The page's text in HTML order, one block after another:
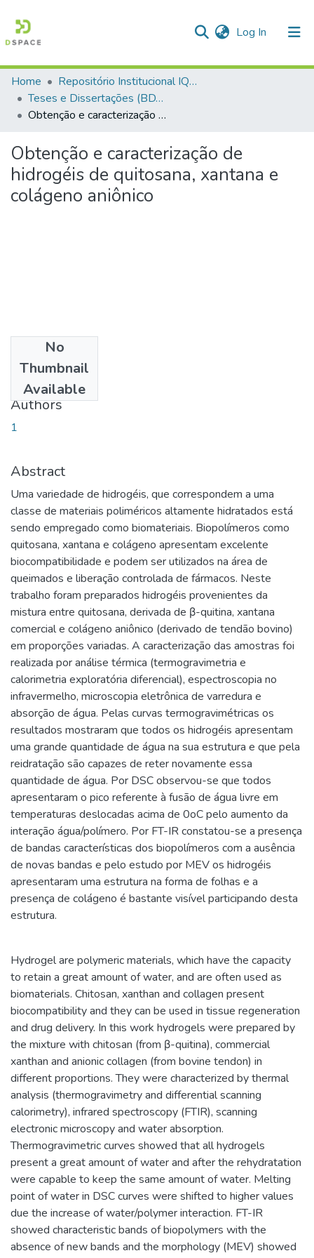
Log In (current)
Communities & Collections
All of DSpace
Statistics
Home
Repositório Institucional IQSC
Teses e Dissertações (BDTD USP)
Obtenção e caracterização de hidrogéis de quitosana, xantana e colágeno aniônico
Obtenção e caracterização de
hidrogéis de quitosana, xantana e
colágeno aniônico
No
Thumbnail
Available
2008-05-21
Authors
1
Abstract
Uma variedade de hidrogéis, que correspondem a uma
classe de materiais poliméricos altamente hidratados está
sendo empregado como biomateriais. Biopolímeros como
quitosana, xantana e colágeno apresentam excelente
biocompatibilidade e podem ser utilizados na área de
queimados e liberação controlada de fármacos. Neste
trabalho foram preparados hidrogéis provenientes da
mistura entre quitosana, derivada de β-quitina, xantana
comercial e colágeno aniônico (derivado de tendão bovino)
em proporções variadas. A caracterização das amostras foi
realizada por análise térmica (termogravimetria e
calorimetria exploratória diferencial), espectroscopia no
infravermelho, microscopia eletrônica de varredura e
absorção de água. Pelas curvas termogravimétricas os
resultados mostraram que todos os hidrogéis apresentam
uma grande quantidade de água na sua estrutura e que pela
reidratação são capazes de reter novamente essa
quantidade de água. Por DSC observou-se que todos
apresentaram o pico referente à fusão de água livre em
temperaturas deslocadas acima de 0oC pelo aumento da
interação água/polímero. Por FT-IR constatou-se a presença
de bandas características dos biopolímeros com a ausência
de novas bandas e pelo estudo por MEV os hidrogéis
apresentaram uma estrutura na forma de folhas e a
presença de colágeno é bastante visível participando desta
estrutura.
Hydrogel are polymeric materials, which have the capacity
to retain a great amount of water, and are often used as
biomaterials. Chitosan, xanthan and collagen present
biocompatibility and they can be used in tissue regeneration
and drug delivery. In this work hydrogels were prepared by
the mixture with chitosan (from β-quitina), commercial
xanthan and anionic collagen (from bovine tendon) in
different proportions. They were characterized by thermal
analysis (thermogravimetry and differential scanning
calorimetry), infrared spectroscopy (FTIR), scanning
electronic microscopy and water absorption.
Thermogravimetric curves showed that all hydrogels
present a great amount of water and after the rehydratation
were capable to keep the same amount of water. Melting
point of water in DSC curves were shifted to higher values
due the increase of water/polymer interaction. FT-IR
showed characteristic bands of biopolymers with the
absence of new bands and the morphology (MEV) showed